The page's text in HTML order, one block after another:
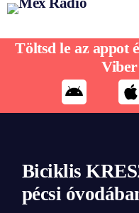
Biciklis
pécsi
Töltsd le az appot